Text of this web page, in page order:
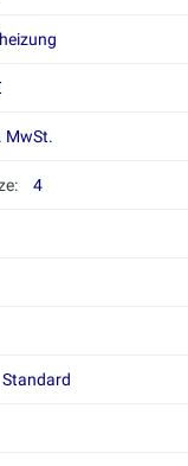
MwSt.
4
Standard